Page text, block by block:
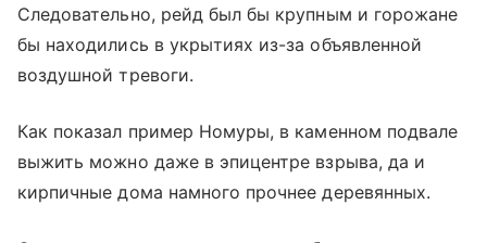
Следовательно, рейд был бы крупным и горожане
бы находились в укрытиях из-за объявленной
воздушной тревоги.
Как показал пример Номуры, в каменном подвале
выжить можно даже в эпицентре взрыва, да и
кирпичные дома намного прочнее деревянных.